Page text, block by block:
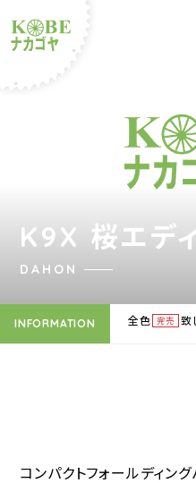
ルショップナ
DAHON
K9X 桜エデ
INFORMATION 全色 完売 致
コンパクトフォールディン